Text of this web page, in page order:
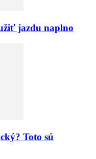
jazdu naplno
Toto sú